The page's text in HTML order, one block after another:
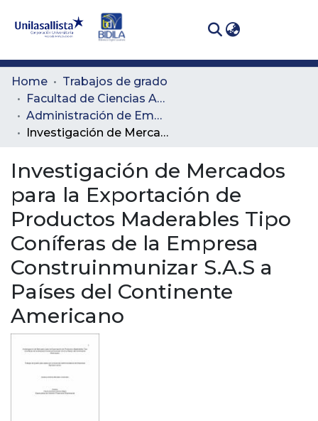
Communities
& Collections
All of DSpace
Statistics
Home
Trabajos de grado
Facultad de Ciencias Administrativas y Agropecuarias
Administración de Empresas Agropecuarias
Investigación de Mercados para la Exportación de Productos Maderables Tipo Coníferas de la Empresa Construinmunizar S.A.S a Países del Continente Americano
Investigación de Mercados
para la Exportación de
Productos Maderables Tipo
Coníferas de la Empresa
Construinmunizar S.A.S a
Países del Continente
Americano